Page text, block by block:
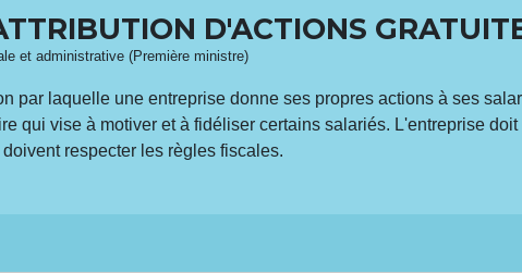
D'ACTIONS
et administrative (Première ministre)
par laquelle une entreprise donne ses propres actions à ses
qui vise à motiver et à fidéliser certains salariés. L'entreprise
respecter les règles fiscales.